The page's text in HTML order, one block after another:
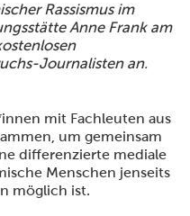
Rassismus im
Anne Frank am
Journalisten an.
mit Fachleuten aus
um gemeinsam
differenzierte mediale
Menschen jenseits
möglich ist.